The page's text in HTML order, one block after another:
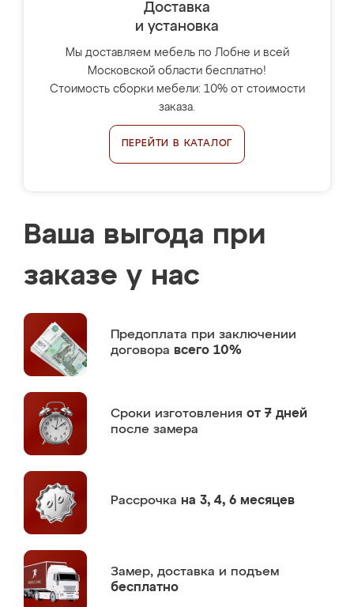
Доставка
и установка
Мы доставляем мебель по Лобне и всей
Московской области бесплатно!
Стоимость сборки мебели: 10% от стоимости
заказа.
ПЕРЕЙТИ В КАТАЛОГ
Ваша выгода при
заказе у нас
Предоплата при заключении
договора всего 10%
Сроки изготовления от 7 дней
после замера
Рассрочка на 3, 4, 6 месяцев
Замер, доставка и подъем
бесплатно